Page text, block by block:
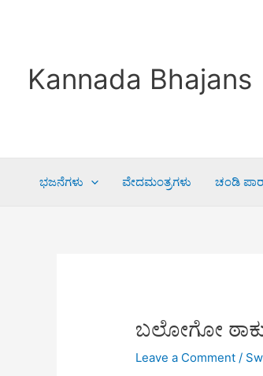
Kannada Bhajans
ಭಜನೆಗಳು ವೇದಮಂತ್ರಗಳು ಚಂಡಿ
ಬಲೋಗೋ
Leave a Comment /